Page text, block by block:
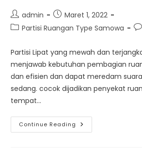
Post
author:
admin
Post
published:
Maret 1, 2022
PostPartisi Ruangan Type Samowa
Partisi Lipat yang mewah dan
menjawab kebutuhan pembagian
dan efisien dan dapat meredam
sedang. cocok dijadikan penyekat
tempat…
Continue Reading Partisi
Ruangan